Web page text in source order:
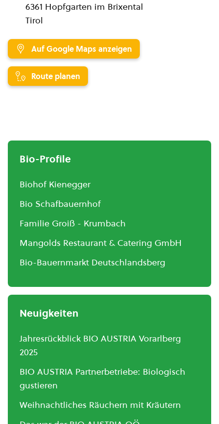
6361 Hopfgarten im Brixental
Tirol
Auf Google Maps anzeigen
Route planen
Bio-Profile
Biohof Kienegger
Bio Schafbauernhof
Familie Groiß - Krumbach
Mangolds Restaurant & Catering GmbH
Bio-Bauernmarkt Deutschlandsberg
Neuigkeiten
Jahresrückblick BIO AUSTRIA Vorarlberg
2025
BIO AUSTRIA Partnerbetriebe: Biologisch
gustieren
Weihnachtliches Räuchern mit Kräutern